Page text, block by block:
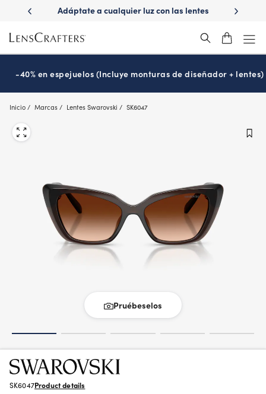
main
content
a cualquier luz con las lentes
¿Es hora de tu examen de la
-40% en espejuelos (Incluye monturas de diseñador + lentes)
Inicio Marcas Lentes Swarovski SK6047
Pruébeselos
SK6047Product details